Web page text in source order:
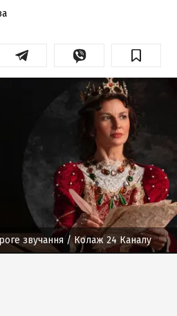
звучання / Колаж 24 Каналу